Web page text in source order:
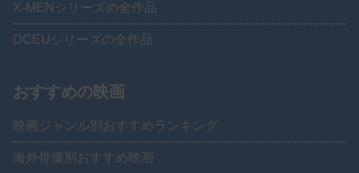
X-MENシリーズの全作品
DCEUシリーズの全作品
おすすめの映画
映画ジャンル別おすすめランキング
海外俳優別おすすめ映画